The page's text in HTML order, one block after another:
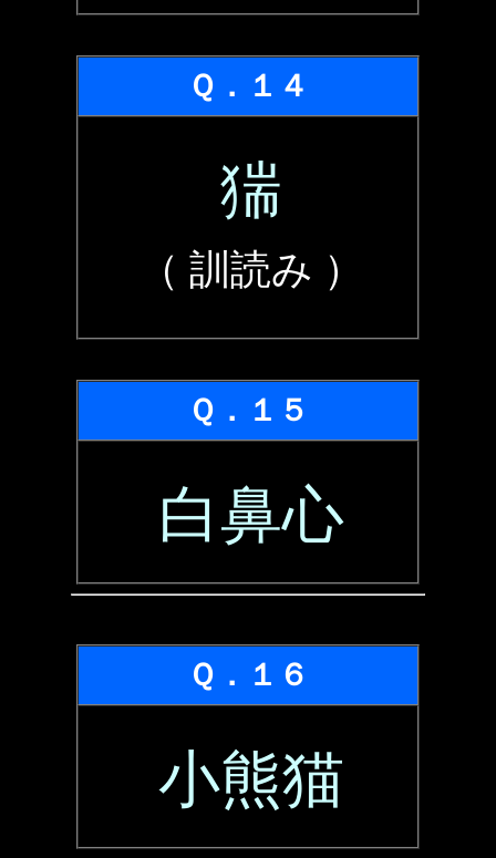
Ｑ．１４
猯
（ 訓読み ）
Ｑ．１５
白鼻心
Ｑ．１６
小熊猫